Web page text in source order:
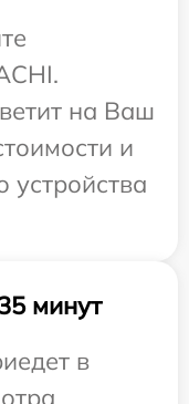
на Ваш
и
устройства
минут
в